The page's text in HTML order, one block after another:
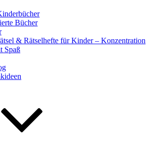
Bücher
& Rätselhefte für Kinder – Konzentration
Spaß